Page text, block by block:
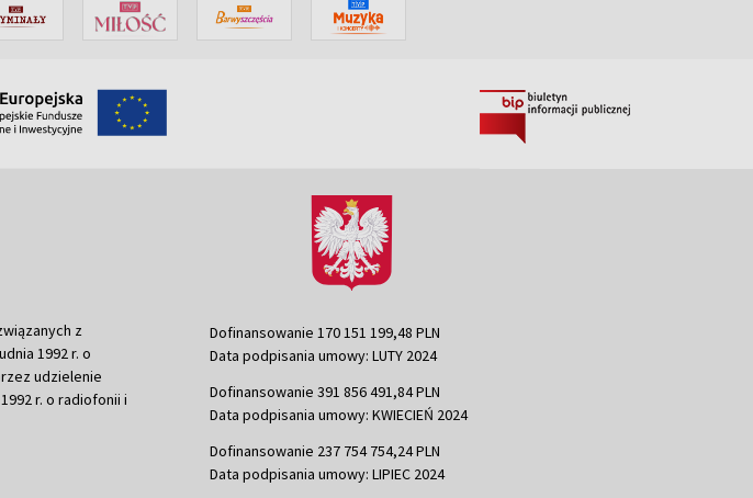
z
1992 r. o
udzielenie
r. o radiofonii i
Dofinansowanie 170 151 199,48 PLN
Data podpisania umowy: LUTY 2024
Dofinansowanie 391 856 491,84 PLN
Data podpisania umowy: KWIECIEŃ 2024
Dofinansowanie 237 754 754,24 PLN
Data podpisania umowy: LIPIEC 2024